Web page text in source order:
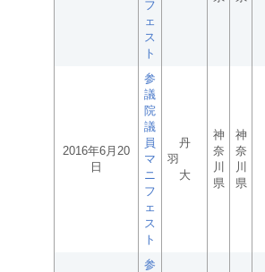
フ
ェ
ス
ト
2016年6月20
日
参
議
院
議
員
マ
ニ
フ
ェ
ス
ト
丹
羽
大
神
奈
川
県
神
奈
川
県
参